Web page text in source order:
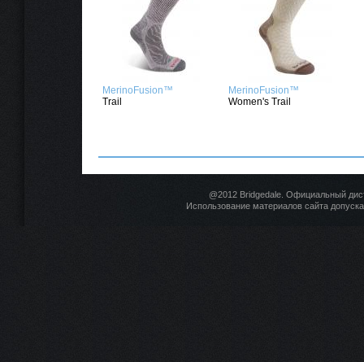
MerinoFusion™
Trail
MerinoFusion™
Women's Trail
@2012 Bridgedale. Официальный
Использование материалов сайта